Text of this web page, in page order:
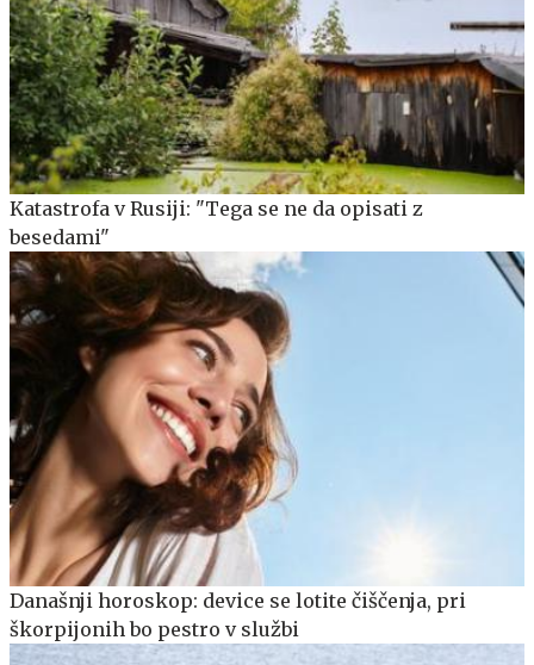
Katastrofa v Rusiji: "Tega se ne da opisati z
besedami"
Današnji horoskop: device se lotite čiščenja, pri
škorpijonih bo pestro v službi